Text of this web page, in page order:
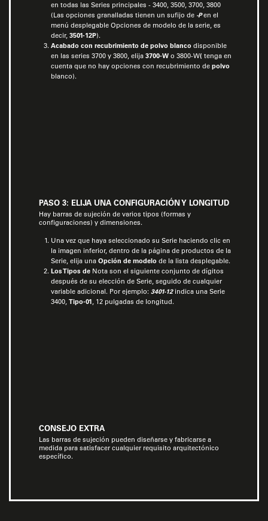
en todas las Series principales - 3400, 3500, 3700, 3800
(Las opciones granalladas tienen un sufijo de -Pen el
menú desplegable Opciones de modelo de la serie, es
decir, 3501-12P).
Acabado con recubrimiento de polvo blanco disponible
en las series 3700 y 3800, elija 3700-W o 3800-W( tenga en
cuenta que no hay opciones con recubrimiento de polvo
blanco).
PASO 3: ELIJA UNA CONFIGURACIÓN Y LONGITUD
Hay barras de sujeción de varios tipos (formas y
configuraciones) y dimensiones.
Una vez que haya seleccionado su Serie haciendo clic en
la imagen inferior, dentro de la página de productos de la
Serie, elija una Opción de modelo de la lista desplegable.
Los Tipos de Nota son el siguiente conjunto de dígitos
después de su elección de Serie, seguido de cualquier
variable adicional. Por ejemplo: 3401-12 indica una Serie
3400, Tipo-01, 12 pulgadas de longitud.
CONSEJO EXTRA
Las barras de sujeción pueden diseñarse y fabricarse a
medida para satisfacer cualquier requisito arquitectónico
específico.